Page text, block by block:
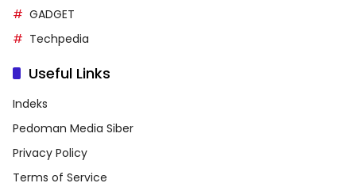
GADGET
Techpedia
Useful Links
Indeks
Pedoman Media Siber
Privacy Policy
Terms of Service